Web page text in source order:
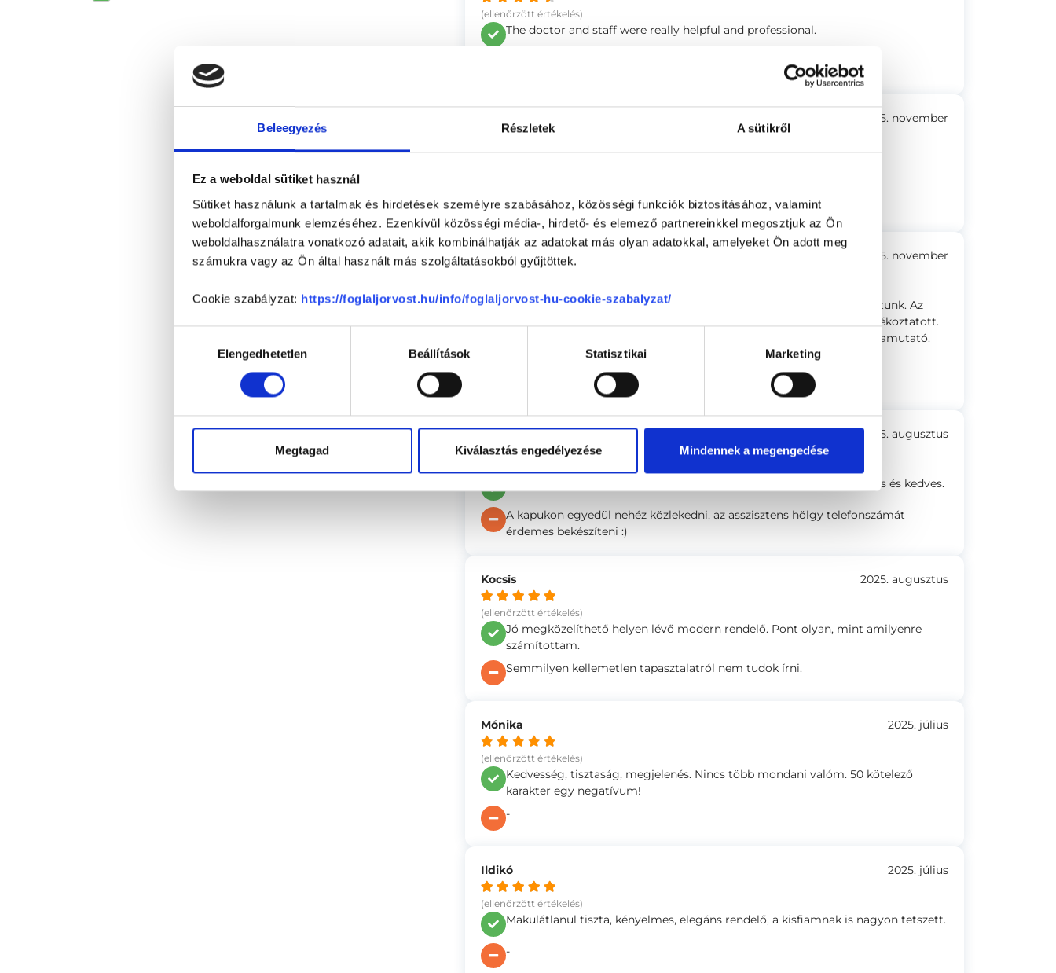
Beleegyezés Részletek A sütikről
Ez a weboldal sütiket használ
Sütiket használunk a tartalmak és hirdetések személyre szabásához, közösségi funkciók biztosításához, valamint
weboldalforgalmunk elemzéséhez. Ezenkívül közösségi média-, hirdető- és elemező partnereinkkel megosztjuk az Ön
weboldalhasználatra vonatkozó adatait, akik kombinálhatják az adatokat más olyan adatokkal, amelyeket Ön adott meg
számukra vagy az Ön által használt más szolgáltatásokból gyűjtöttek.
Cookie szabályzat: https://foglaljorvost.hu/info/foglaljorvost-hu-cookie-szabalyzat/
kiválasztásaElengedhetetlen Beállítások Statisztikai Marketing
Megtagad Kiválasztás engedélyezése Mindennek a megengedése
(ellenőrzött értékelés)
The doctor and staff were really helpful and professional.
(ellenőrzött értékelés)
2025. november
-
Richárd 2025. november
Kisgyermekemmel voltam vizsgálaton, és rendkívül elégedettek voltunk. Az
orvosnő figyelmes, precíz és empatikus — mindenről részletesen tájékoztatott.
Ritka, hogy valaki ennyire szakmailag felkészült és emberileg is példamutató.
Kiváló szakember.
Anonym 2025. augusztus
Az épület régi, de a rendelő modern, a doktornő pedig nagyon alapos és kedves.
A kapukon egyedül nehéz közlekedni, az asszisztens hölgy telefonszámát
érdemes bekészíteni :)
Kocsis
(ellenőrzött értékelés)
2025. augusztus
Jó megközelíthető helyen lévő modern rendelő. Pont olyan, mint amilyenre
számítottam.
Semmilyen kellemetlen tapasztalatról nem tudok írni.
Mónika
(ellenőrzött értékelés)
2025. július
Kedvesség, tisztaság, megjelenés. Nincs több mondani valóm. 50 kötelező
karakter egy negatívum!
-
Ildikó
(ellenőrzött értékelés)
2025. július
Makulátlanul tiszta, kényelmes, elegáns rendelő, a kisfiamnak is nagyon tetszett.
-